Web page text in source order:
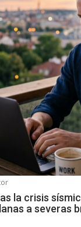
la crisis
a severas